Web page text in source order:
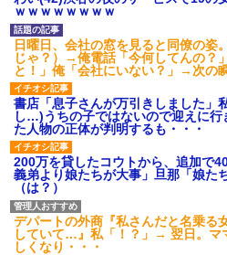
れ・・・
小2の頃、妹と昼寝してたら家が
げ場がなかった。妹を抱き締め
いてたら…
ｗｗｗｗｗｗｗｗ
日曜日、会社の窓を見ると同僚の姿
じゃ？）→俺電話「今何してんの？
と！」俺「会社にいない？」→次の
書店「息子さんが万引きしました」
し…)うちの子ではないので迎えに
た人物の正体が判明するも・・・
200万を貸したコウトから、追加で
義弟より娘たちが大事」旦那「娘た
（は？）
デパートの外商『私さんだと名乗る
していて…』私「！？」→ 翌日。マ
しくなり・・・